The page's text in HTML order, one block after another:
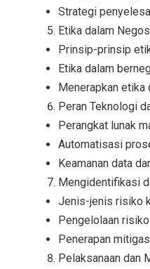
Strategi
Etika dalam
Prinsip-prinsip
Etika dalam
Menerapkan etika
Peran Teknologi
Perangkat lunak
Automatisasi
Keamanan data
Mengidentifikasi
Jenis-jenis risiko
Pengelolaan
Penerapan
Pelaksanaan dan